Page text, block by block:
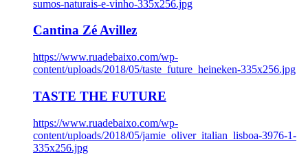
sumos-naturais-e-vinho-335x256.jpg
Cantina Zé Avillez
https://www.ruadebaixo.com/wp-
content/uploads/2018/05/taste_future_heineken-335x256.jpg
TASTE THE FUTURE
https://www.ruadebaixo.com/wp-
content/uploads/2018/05/jamie_oliver_italian_lisboa-3976-1-
335x256.jpg